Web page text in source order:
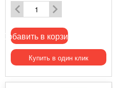
Добавить в корзину
Купить в один клик